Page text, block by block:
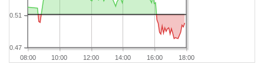
08:00 10:00 12:00 14:00 16:00 18:00
0.47
0.51